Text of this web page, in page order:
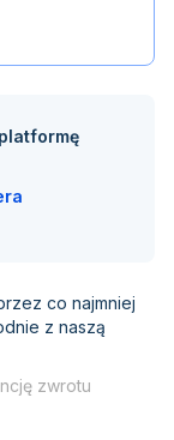
co najmniej
z naszą
zwrotu